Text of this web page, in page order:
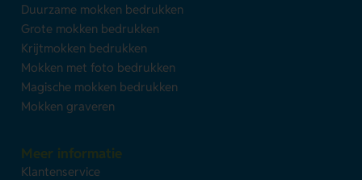
Duurzame mokken bedrukken
Grote mokken bedrukken
Krijtmokken bedrukken
Mokken met foto bedrukken
Magische mokken bedrukken
Mokken graveren
Meer informatie
Klantenservice